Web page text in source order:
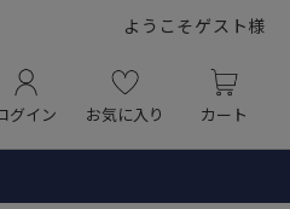
ようこそゲスト様
グイン お気に入り カート